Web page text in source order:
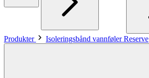
Produkter Isoleringsbånd vannføler Reserve